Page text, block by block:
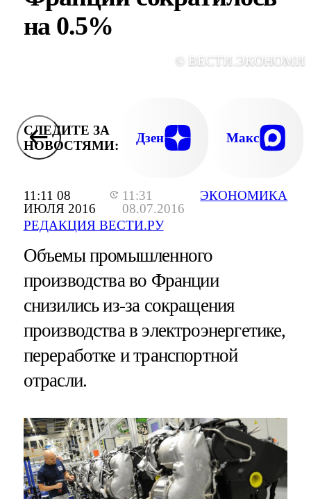
11:11 08
ИЮЛЯ 2016
11:31
08.07.2016
РЕДАКЦИЯ ВЕСТИ.РУ
ЭКОНОМИКА
на 0.5%
©
СЛЕДИТЕ ЗА
НОВОСТЯМИ:
Дзен Макс
Объемы промышленного
производства во Франции
снизились из-за сокращения
производства в электроэнергетике,
переработке и транспортной
отрасли.